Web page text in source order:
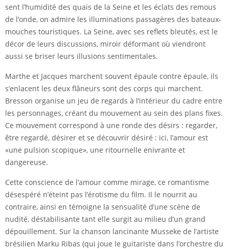
sent l’humidité des quais de la Seine et les éclats des remous
de l’onde, on admire les illuminations passagères des bateaux-
mouches touristiques. La Seine, avec ses reflets bleutés, est le
décor de leurs discussions, miroir déformant où viendront
aussi se briser leurs illusions sentimentales.
Marthe et Jacques marchent souvent épaule contre épaule, ils
s’enlacent les deux flâneurs sont des corps qui marchent.
Bresson organise un jeu de regards à l’intérieur du cadre entre
les personnages, créant du mouvement au sein des plans fixes.
Ce mouvement correspond à une ronde des désirs : regarder,
être regardé, désirer et se découvrir désiré : ici, l’amour est
«une pulsion scopique», une ritournelle enivrante et
dangereuse.
Cette conscience de l’amour comme mirage, ce romantisme
désespéré n’éteint pas l’érotisme du film. Il le nourrit au
contraire, ainsi en témoigne la sensualité d’une scène de
nudité, déstabilisante tant elle surgit au milieu d’un grand
dépouillement. Sur la chanson lancinante Musseke de l’artiste
brésilien Marku Ribas (qui joue le guitariste dans l’orchestre du